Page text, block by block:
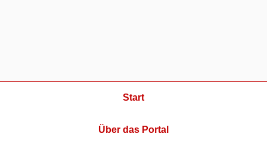
Start
Über das Portal